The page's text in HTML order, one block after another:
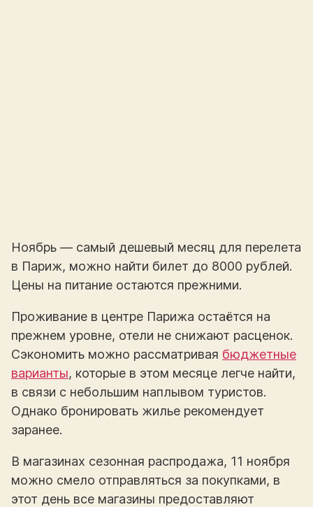
Ноябрь — самый дешевый месяц для перелета
в Париж, можно найти билет до 8000 рублей.
Цены на питание остаются прежними.
Проживание в центре Парижа остаётся на
прежнем уровне, отели не снижают расценок.
Сэкономить можно рассматривая бюджетные
варианты, которые в этом месяце легче найти,
в связи с небольшим наплывом туристов.
Однако бронировать жилье рекомендует
заранее.
В магазинах сезонная распродажа, 11 ноября
можно смело отправляться за покупками, в
этот день все магазины предоставляют